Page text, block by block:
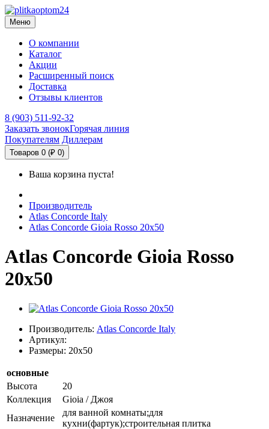
Меню
О компании
Каталог
Акции
Расширенный поиск
Доставка
Отзывы клиентов
8 (903) 511-92-32
Заказать звонокГорячая линия
Покупателям Диллерам
Товаров 0 (₽ 0)
Ваша корзина пуста!
Производитель
Atlas Concorde Italy
Atlas Concorde Gioia Rosso 20х50
Atlas Concorde Gioia Rosso
20х50
Производитель: Atlas Concorde Italy
Артикул:
Размеры: 20x50
основные
Высота
20
Коллекция
Gioia / Джоя
Назначение
для ванной комнаты;для
кухни(фартук);строительная плитка